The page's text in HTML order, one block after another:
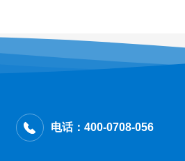
电话：400-0708-056